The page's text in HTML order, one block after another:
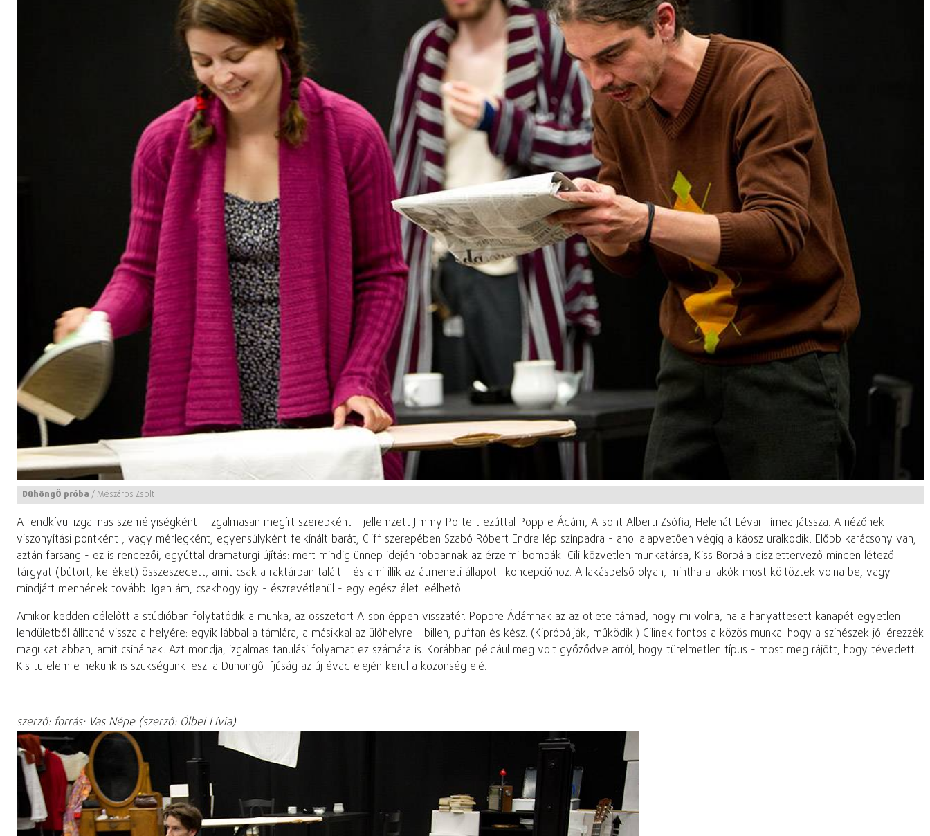
DühöngŐ próba/Mészáros Zsolt
A rendkívül izgalmas személyiségként - izgalmasan megírt szerepként - jellemzett Jimmy Portert ezúttal Poppre Ádám, Alisont Alberti Zsófia, Helenát Lévai Tímea játssza. A nézőnek
viszonyítási pontként , vagy mérlegként, egyensúlyként felkínált barát, Cliff szerepében Szabó Róbert Endre lép színpadra - ahol alapvetően végig a káosz uralkodik. Előbb karácsony van,
aztán farsang - ez is rendezői, egyúttal dramaturgi újítás: mert mindig ünnep idején robbannak az érzelmi bombák. Cili közvetlen munkatársa, Kiss Borbála díszlettervező minden létező
tárgyat (bútort, kelléket) összeszedett, amit csak a raktárban talált - és ami illik az átmeneti állapot -koncepcióhoz. A lakásbelső olyan, mintha a lakók most költöztek volna be, vagy
mindjárt mennének tovább. Igen ám, csakhogy így - észrevétlenül - egy egész élet leélhető.
Amikor kedden délelőtt a stúdióban folytatódik a munka, az összetört Alison éppen visszatér. Poppre Ádámnak az az ötlete támad, hogy mi volna, ha a hanyattesett kanapét egyetlen
lendületből állítaná vissza a helyére: egyik lábbal a támlára, a másikkal az ülőhelyre - billen, puffan és kész. (Kipróbálják, működik.) Cilinek fontos a közös munka: hogy a színészek jól érezzék
magukat abban, amit csinálnak. Azt mondja, izgalmas tanulási folyamat ez számára is. Korábban például meg volt győződve arról, hogy türelmetlen típus - most meg rájött, hogy tévedett.
Kis türelemre nekünk is szükségünk lesz: a Dühöngő ifjúság az új évad elején kerül a közönség elé.
szerző: forrás: Vas Népe (szerző: Ölbei Lívia)